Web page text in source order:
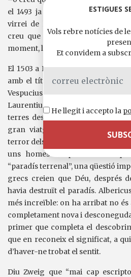
el 1493 ja s’ha convertit en gran
virrei de les províncies
creu que ha estat a l’Índia, a
moment, la humanitat vol saber
El 1503 a París i Florència es
amb el títol de Mundus Novus,
Vespucius o Vesputius, el
Laurentius Petri Francisci de
terres desconegudes. L’opuscle
gran viatge i amb amenitat, el
terror dels navegants, els afanys i
uns homes de pell colrada
“paradís terrenal”, una qüestió
grecs creien que Déu, després
havia destruït el paradís.
més increïble: on ha arribat no és
completament nova i
primer que completa el
que en reconeix el significat, a
d’haver-ne trobat el sentit.
Diu Zweig que “mai cap
ESTIGUES
Vols rebre notícies de
Et convidem a
He llegit i accepto la